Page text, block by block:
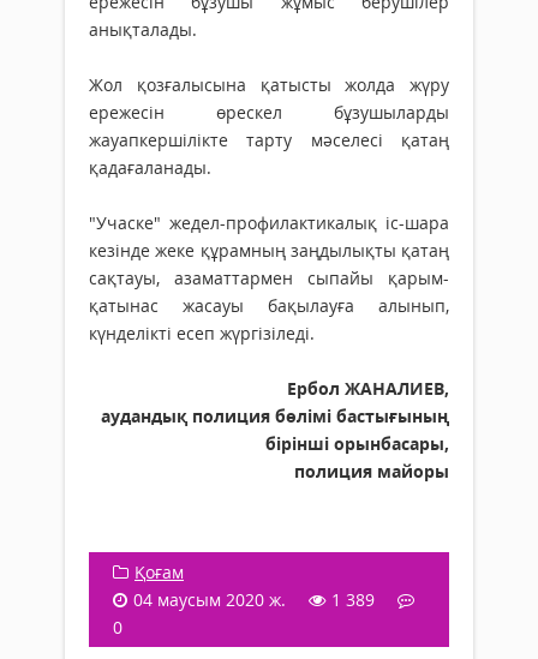
анықталады.
Жол қозғалысына қатысты жолда жүру
ережесін өрескел бұзушыларды
жауапкершілікте тарту мәселесі қатаң
қадағаланады.
"Учаске" жедел-профилактикалық іс-шара
кезінде жеке құрамның заңдылықты қатаң
сақтауы, азаматтармен сыпайы қарым-
қатынас жасауы бақылауға алынып,
күнделікті есеп жүргізіледі.
Ербол ЖАНАЛИЕВ,
аудандық полиция бөлімі бастығының
бірінші орынбасары,
полиция майоры
Қоғам
04 маусым 2020 ж.
1 389
0